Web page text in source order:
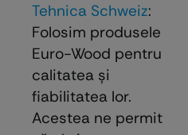
Tehnica Schweiz:
Folosim produsele
Euro-Wood pentru
calitatea și
fiabilitatea lor.
Acestea ne permit